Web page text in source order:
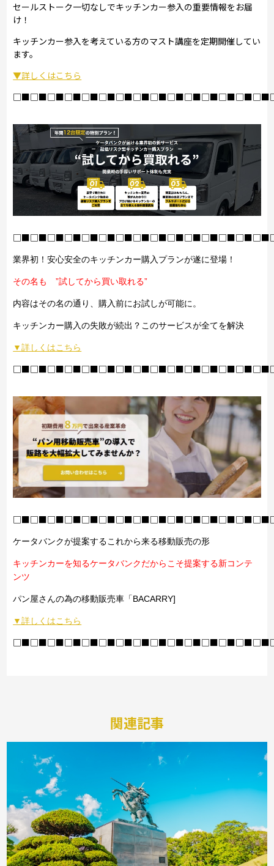
セールストーク一切なしでキッチンカー参入の重要情報をお届
け！
キッチンカー参入を考えている方のマスト講座を定期開催してい
ます。
▼詳しくはこちら
業界初！安心安全のキッチンカー購入プランが遂に登場！
その名も ”試してから買い取れる”
内容はその名の通り、購入前にお試しが可能に。
キッチンカー購入の失敗が続出？このサービスが全てを解決
▼詳しくはこちら
ケータバンクが提案するこれから来る移動販売の形
キッチンカーを知るケータバンクだからこそ提案する新コンテ
ンツ
パン屋さんの為の移動販売車「BACARRY]
▼詳しくはこちら
関連記事